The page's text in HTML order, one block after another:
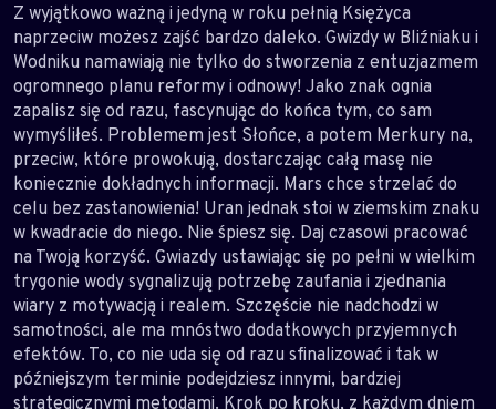
Z wyjątkowo ważną i jedyną w roku pełnią Księżyca
naprzeciw możesz zajść bardzo daleko. Gwizdy w Bliźniaku i
Wodniku namawiają nie tylko do stworzenia z entuzjazmem
ogromnego planu reformy i odnowy! Jako znak ognia
zapalisz się od razu, fascynując do końca tym, co sam
wymyśliłeś. Problemem jest Słońce, a potem Merkury na,
przeciw, które prowokują, dostarczając całą masę nie
koniecznie dokładnych informacji. Mars chce strzelać do
celu bez zastanowienia! Uran jednak stoi w ziemskim znaku
w kwadracie do niego. Nie śpiesz się. Daj czasowi pracować
na Twoją korzyść. Gwiazdy ustawiając się po pełni w wielkim
trygonie wody sygnalizują potrzebę zaufania i zjednania
wiary z motywacją i realem. Szczęście nie nadchodzi w
samotności, ale ma mnóstwo dodatkowych przyjemnych
efektów. To, co nie uda się od razu sfinalizować i tak w
późniejszym terminie podejdziesz innymi, bardziej
strategicznymi metodami. Krok po kroku, z każdym dniem